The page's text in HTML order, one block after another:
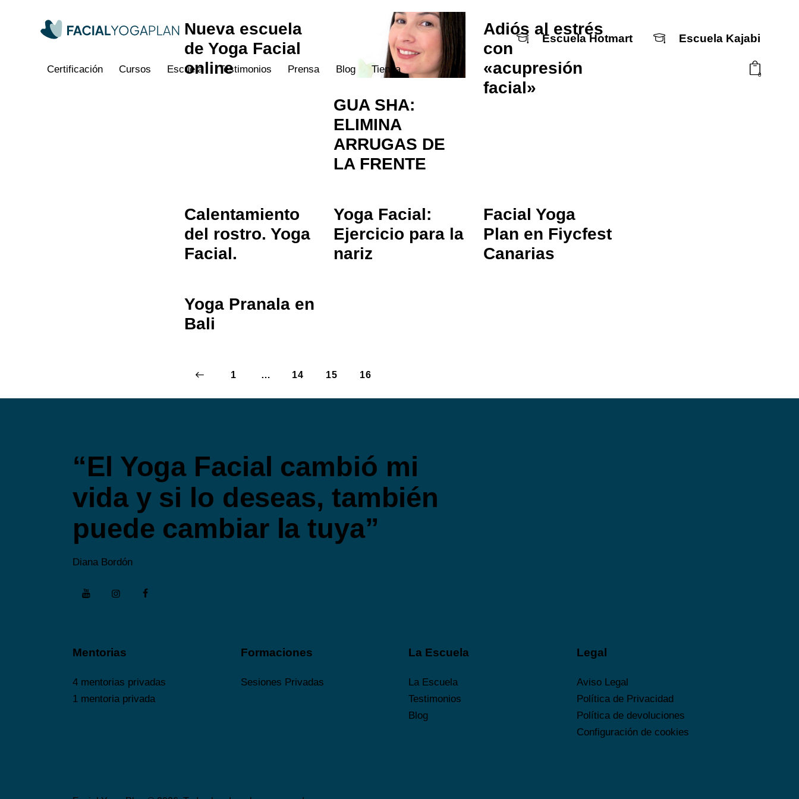
Certificación Cursos Escuela Testimonios Prensa Blog Tienda
Escuela Hotmart Escuela Kajabi
0
Tienda
Nueva escuela
de Yoga Facial
online
GUA SHA:
ELIMINA
ARRUGAS DE
LA FRENTE
Adiós al estrés
con
«acupresión
facial»
Calentamiento
del rostro. Yoga
Facial.
Yoga Facial:
Ejercicio para la
nariz
Facial Yoga
Plan en Fiycfest
Canarias
Yoga Pranala en
Bali
1 … 14 15 16
“El Yoga Facial cambió mi
vida y si lo deseas, también
puede cambiar la tuya”
Diana Bordón
Mentorias
4 mentorias privadas
1 mentoria privada
Formaciones
Sesiones Privadas
La Escuela
La Escuela
Testimonios
Blog
Legal
Aviso Legal
Política de Privacidad
Política de devoluciones
Configuración de cookies